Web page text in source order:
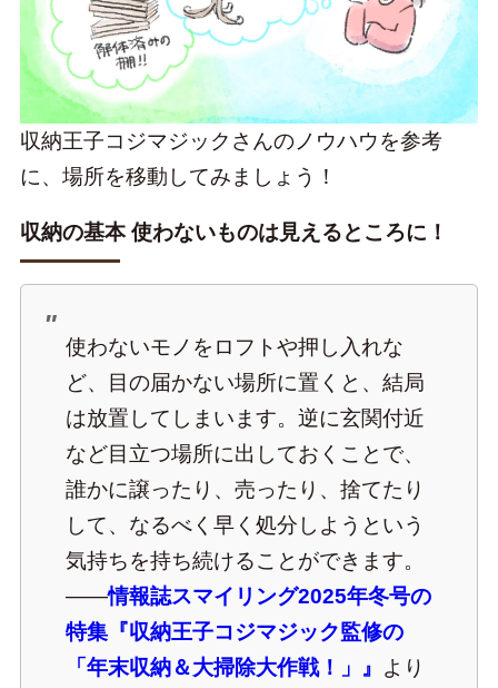
収納王子コジマジックさんのノウハウを参考
に、場所を移動してみましょう！
収納の基本 使わないものは見えるところに！
使わないモノをロフトや押し入れな
ど、目の届かない場所に置くと、結局
は放置してしまいます。逆に玄関付近
など目立つ場所に出しておくことで、
誰かに譲ったり、売ったり、捨てたり
して、なるべく早く処分しようという
気持ちを持ち続けることができます。
――情報誌スマイリング2025年冬号の
特集『収納王子コジマジック監修の
「年末収納＆大掃除大作戦！」』 より